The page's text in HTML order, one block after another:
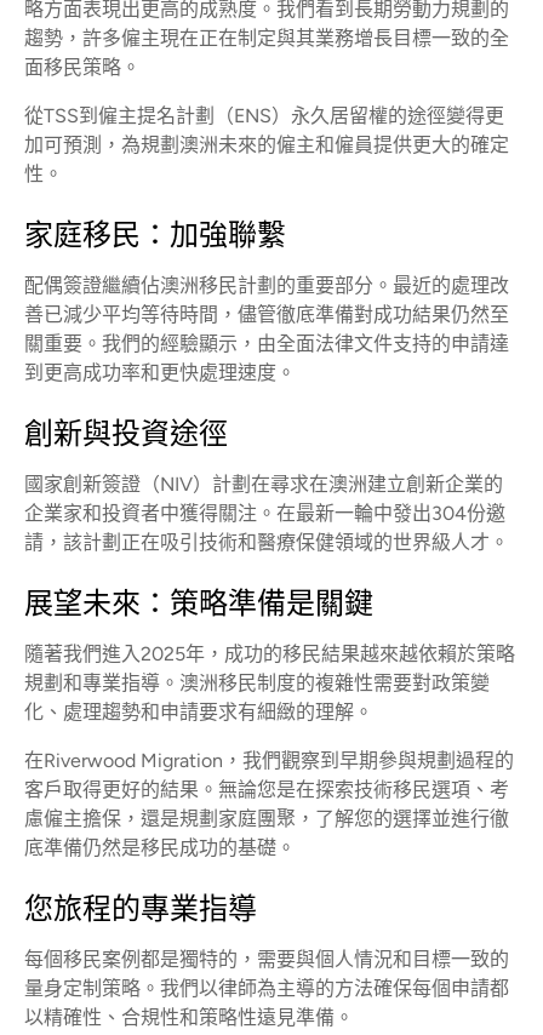
略方面表現出更高的成熟度。我們看到長期勞動力規劃的
趨勢，許多僱主現在正在制定與其業務增長目標一致的全
面移民策略。
從TSS到僱主提名計劃（ENS）永久居留權的途徑變得更
加可預測，為規劃澳洲未來的僱主和僱員提供更大的確定
性。
家庭移民：加強聯繫
配偶簽證繼續佔澳洲移民計劃的重要部分。最近的處理改
善已減少平均等待時間，儘管徹底準備對成功結果仍然至
關重要。我們的經驗顯示，由全面法律文件支持的申請達
到更高成功率和更快處理速度。
創新與投資途徑
國家創新簽證（NIV）計劃在尋求在澳洲建立創新企業的
企業家和投資者中獲得關注。在最新一輪中發出304份邀
請，該計劃正在吸引技術和醫療保健領域的世界級人才。
展望未來：策略準備是關鍵
隨著我們進入2025年，成功的移民結果越來越依賴於策略
規劃和專業指導。澳洲移民制度的複雜性需要對政策變
化、處理趨勢和申請要求有細緻的理解。
在Riverwood Migration，我們觀察到早期參與規劃過程的
客戶取得更好的結果。無論您是在探索技術移民選項、考
慮僱主擔保，還是規劃家庭團聚，了解您的選擇並進行徹
底準備仍然是移民成功的基礎。
您旅程的專業指導
每個移民案例都是獨特的，需要與個人情況和目標一致的
量身定制策略。我們以律師為主導的方法確保每個申請都
以精確性、合規性和策略性遠見準備。